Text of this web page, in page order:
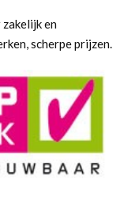
en
scherpe prijzen.